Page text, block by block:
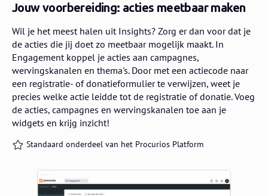
Jouw voorbereiding: acties meetbaar maken
Wil je het meest halen uit Insights? Zorg er dan voor dat je
de acties die jij doet zo meetbaar mogelijk maakt. In
Engagement koppel je acties aan campagnes,
wervingskanalen en thema's. Door met een actiecode naar
een registratie- of donatieformulier te verwijzen, weet je
precies welke actie leidde tot de registratie of donatie. Voeg
de acties, campagnes en wervingskanalen toe aan je
widgets en krijg inzicht!
Standaard onderdeel van het Procurios Platform